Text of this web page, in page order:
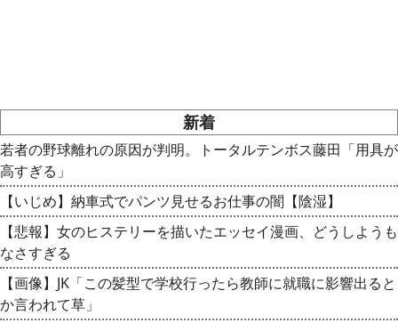
新着
若者の野球離れの原因が判明。トータルテンボス藤田「用具が
高すぎる」
【いじめ】納車式でパンツ見せるお仕事の闇【陰湿】
【悲報】女のヒステリーを描いたエッセイ漫画、どうしようも
なさすぎる
【画像】JK「この髪型で学校行ったら教師に就職に影響出ると
か言われて草」